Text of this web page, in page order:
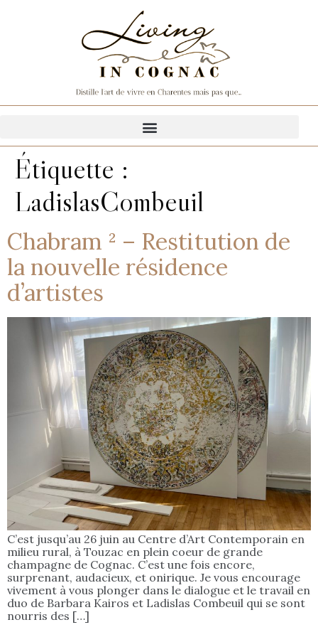
Étiquette :
LadislasCombeuil
Chabram ² – Restitution de
la nouvelle résidence
d’artistes
C’est jusqu’au 26 juin au Centre d’Art Contemporain en
milieu rural, à Touzac en plein coeur de grande
champagne de Cognac. C’est une fois encore,
surprenant, audacieux, et onirique. Je vous encourage
vivement à vous plonger dans le dialogue et le travail en
duo de Barbara Kairos et Ladislas Combeuil qui se sont
nourris des […]